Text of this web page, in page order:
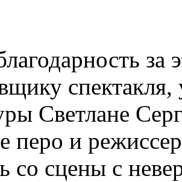
Светлане
перо и
со сцены с